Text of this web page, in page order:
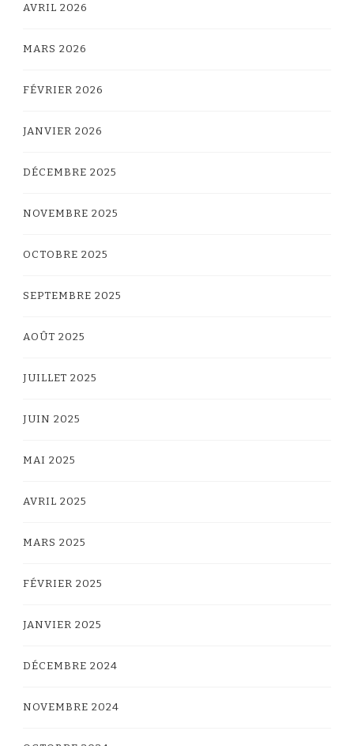
AVRIL 2026
MARS 2026
FÉVRIER 2026
JANVIER 2026
DÉCEMBRE 2025
NOVEMBRE 2025
OCTOBRE 2025
SEPTEMBRE 2025
AOÛT 2025
JUILLET 2025
JUIN 2025
MAI 2025
AVRIL 2025
MARS 2025
FÉVRIER 2025
JANVIER 2025
DÉCEMBRE 2024
NOVEMBRE 2024